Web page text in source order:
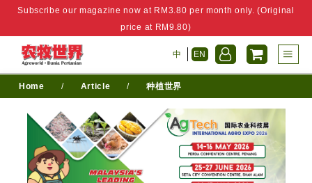
Subscribe our magazine now at RM3.80 per month only. (Original
price at RM9.80)
中 EN
Home / Article / 种植世界